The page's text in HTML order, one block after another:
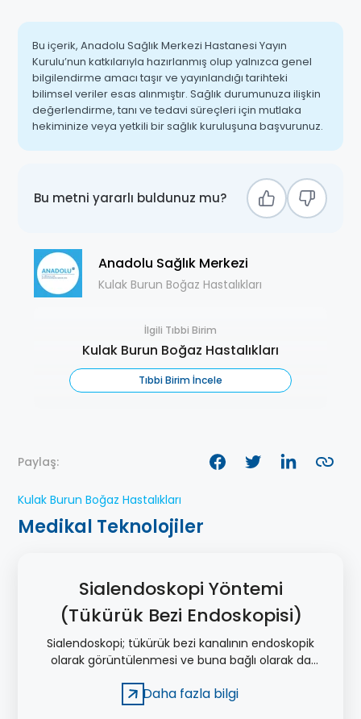
Bu içerik, Anadolu Sağlık Merkezi Hastanesi Yayın
Kurulu’nun katkılarıyla hazırlanmış olup yalnızca genel
bilgilendirme amacı taşır ve yayınlandığı tarihteki
bilimsel veriler esas alınmıştır. Sağlık durumunuza ilişkin
değerlendirme, tanı ve tedavi süreçleri için mutlaka
hekiminize veya yetkili bir sağlık kuruluşuna başvurunuz.
Bu metni yararlı buldunuz mu?
Anadolu Sağlık Merkezi
Kulak Burun Boğaz Hastalıkları
İlgili Tıbbi Birim
Kulak Burun Boğaz Hastalıkları
Tıbbi Birim İncele
Paylaş:
Kulak Burun Boğaz Hastalıkları
Medikal Teknolojiler
Sialendoskopi Yöntemi
(Tükürük Bezi Endoskopisi)
Sialendoskopi; tükürük bezi kanalının endoskopik
olarak görüntülenmesi ve buna bağlı olarak da
tedavisinin yapıldığı endoskopik girişimsel bir
Daha fazla bilgi